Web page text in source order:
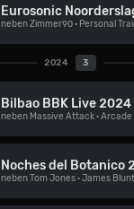
Eurosonic
nebenZimmer90· Personal
2024 3
Bilbao BBK Live 2024
neben Massive Attack·Arcade
Noches del Botanico
nebenTom Jones·James Blunt